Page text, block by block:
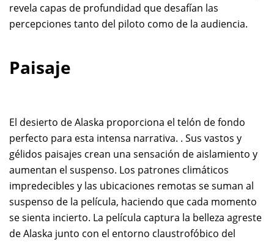
revela capas de profundidad que desafían las
percepciones tanto del piloto como de la audiencia.
Paisaje
El desierto de Alaska proporciona el telón de fondo
perfecto para esta intensa narrativa. . Sus vastos y
gélidos paisajes crean una sensación de aislamiento y
aumentan el suspenso. Los patrones climáticos
impredecibles y las ubicaciones remotas se suman al
suspenso de la película, haciendo que cada momento
se sienta incierto. La película captura la belleza agreste
de Alaska junto con el entorno claustrofóbico del